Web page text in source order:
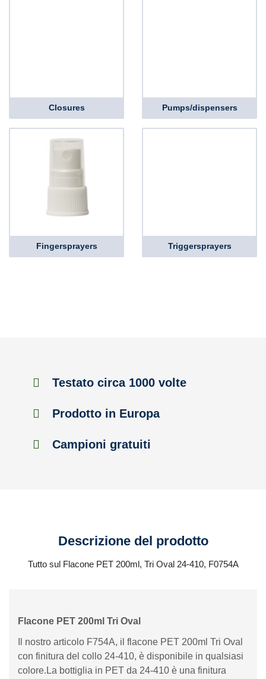
Closures Pumps/dispensers
Fingersprayers Triggersprayers
Testato circa 1000 volte
Prodotto in Europa
Campioni gratuiti
Descrizione del prodotto
Tutto sul Flacone PET 200ml, Tri Oval 24-410, F0754A
Flacone PET 200ml Tri Oval
Il nostro articolo F754A, il flacone PET 200ml Tri Oval
con finitura del collo 24-410, è disponibile in qualsiasi
colore.La bottiglia in PET da 24-410 è una finitura